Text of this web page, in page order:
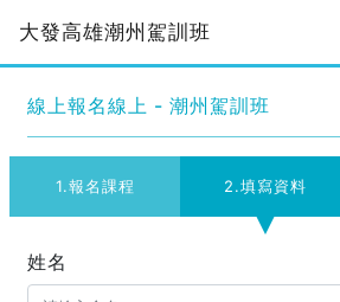
大發高雄潮州駕訓班
線上報名線上 - 潮州駕訓班
1.報名課程 2.填寫資料
姓名